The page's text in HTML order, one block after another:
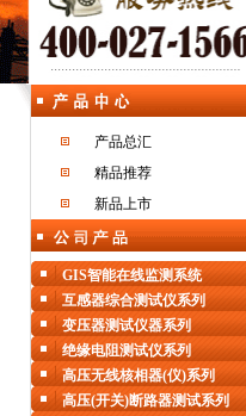
产品总汇
精品推荐
新品上市
GIS智能在线监测系统
互感器综合测试仪系列
变压器测试仪器系列
绝缘电阻测试仪系列
高压无线核相器(仪)系列
高压(开关)断路器测试系列